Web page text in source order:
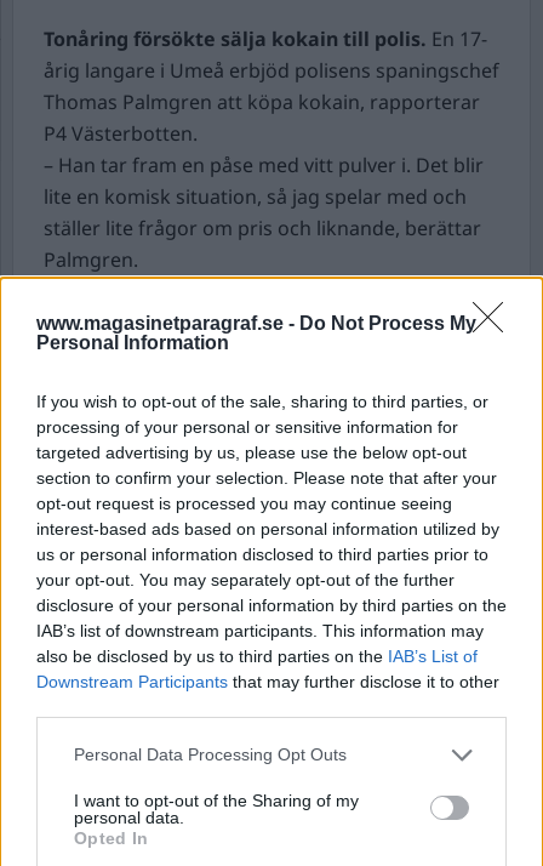
www.magasinetparagraf.se - Do Not Process My
Personal Information
If you wish to opt-out of the sale, sharing to third parties, or
processing of your personal or sensitive information for
targeted advertising by us, please use the below opt-out
section to confirm your selection. Please note that after your
opt-out request is processed you may continue seeing
interest-based ads based on personal information utilized by
us or personal information disclosed to third parties prior to
your opt-out. You may separately opt-out of the further
disclosure of your personal information by third parties on the
IAB’s list of downstream participants. This information may
also be disclosed by us to third parties on the IAB’s List of
Downstream Participants that may further disclose it to other
Personal Data Processing Opt Outs
I want to opt-out of the Sharing of my
personal data.
Opted In
Tonåring försökte sälja kokain till polis. En 17-
årig langare i Umeå erbjöd polisens spaningschef
Thomas Palmgren att köpa kokain, rapporterar
P4 Västerbotten.
– Han tar fram en påse med vitt pulver i. Det blir
lite en komisk situation, så jag spelar med och
ställer lite frågor om pris och liknande, berättar
Palmgren.
straffet blev samhällstjänst.
Under det första halvåret misstänks vårdtagare
med hemtjänst i Örebro ha utsatts för ett stort
antal stölder, rapporterar SVT Nyheter Örebro.
Det gäller 44 lex Sarah-rapporter om
”ekonomiska missförhållanden”, där vårdtagarna
förlorat pengar eller smycken, varav 36 av dem
har skett i ett och samma geografiska område.
Malin Duckert Ek, samordnare inom vård och
omsorg i Örebro kommun, menar att kommunen
varken kan eller ska utreda brott.
– Däremot kan vi hjälpa polisen med att titta på
vem som har varit hemma hos en person,
Full kvinna bröt sig in i dusch och somnade.